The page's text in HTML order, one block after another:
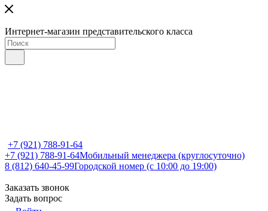
Интернет-магазин представительского класса
+7 (921) 788-91-64
+7 (921) 788-91-64Мобильный менеджера (круглосуточно)
8 (812) 640-45-99Городской номер (с 10:00 до 19:00)
Заказать звонок
Задать вопрос